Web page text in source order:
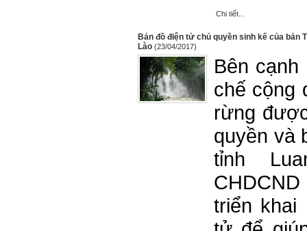
Chi tiết...
Bản đồ điện tử chủ quyền sinh kế của bản
Lào (23/04/2017)
Bên
chế cộng
rừng
quyền và
tỉnh
triển khai